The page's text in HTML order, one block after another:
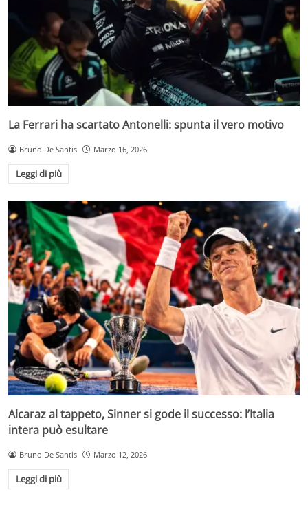
La Ferrari ha scartato Antonelli: spunta il vero motivo
Bruno De Santis Marzo 16, 2026
Leggi di più
Alcaraz al tappeto, Sinner si gode il successo: l’Italia
intera può esultare
Bruno De Santis Marzo 12, 2026
Leggi di più